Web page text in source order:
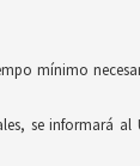
mínimo
se informará